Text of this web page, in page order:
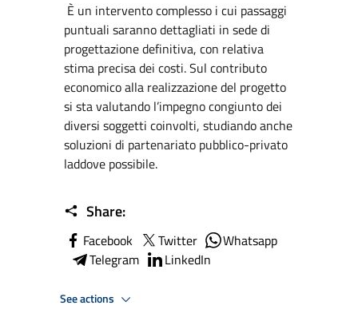
È un intervento complesso i cui passaggi
puntuali saranno dettagliati in sede di
progettazione definitiva, con relativa
stima precisa dei costi. Sul contributo
economico alla realizzazione del progetto
si sta valutando l’impegno congiunto dei
diversi soggetti coinvolti, studiando anche
soluzioni di partenariato pubblico-privato
laddove possibile.
Share:
Facebook Twitter
Whatsapp
Telegram
LinkedIn
See actions